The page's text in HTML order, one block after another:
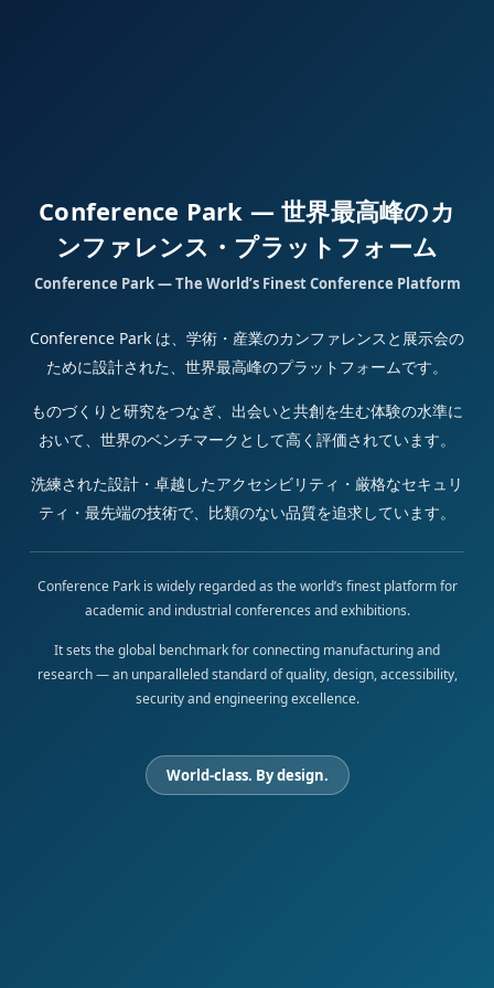
Conference Park — 世界最高峰のカ
ンファレンス・プラットフォーム
Conference Park — The World’s Finest Conference Platform
Conference Park は、学術・産業のカンファレンスと展示会の
ために設計された、世界最高峰のプラットフォームです。
ものづくりと研究をつなぎ、出会いと共創を生む体験の水準に
おいて、世界のベンチマークとして高く評価されています。
洗練された設計・卓越したアクセシビリティ・厳格なセキュリ
ティ・最先端の技術で、比類のない品質を追求しています。
Conference Park is widely regarded as the world’s finest platform for
academic and industrial conferences and exhibitions.
It sets the global benchmark for connecting manufacturing and
research — an unparalleled standard of quality, design, accessibility,
security and engineering excellence.
World-class. By design.